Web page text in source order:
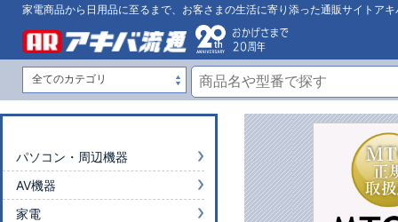
家電商品から日用品に至るまで、お客さまの生活に寄り添った通販サイトアキ
パソコン・周辺機器
AV機器
家電